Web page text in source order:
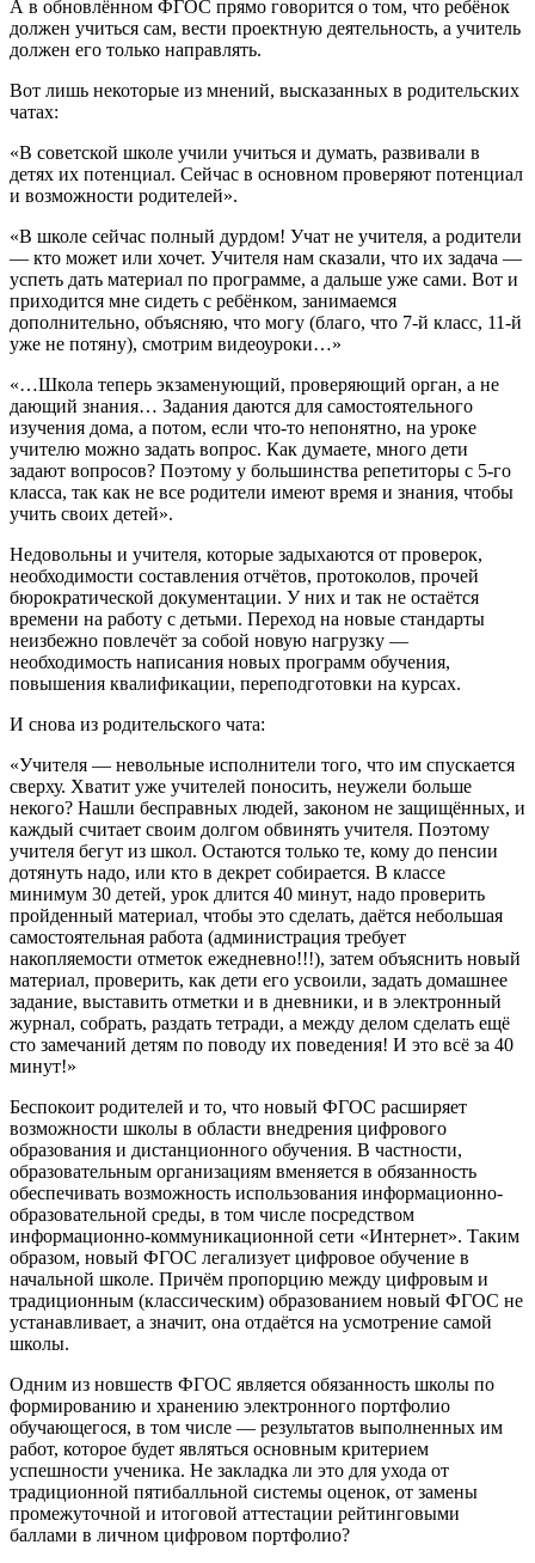
А в обновлённом ФГОС прямо говорится о том, что ребёнок
должен учиться сам, вести проектную деятельность, а учитель
должен его только направлять.
Вот лишь некоторые из мнений, высказанных в родительских
чатах:
«В советской школе учили учиться и думать, развивали в
детях их потенциал. Сейчас в основном проверяют потенциал
и возможности родителей».
«В школе сейчас полный дурдом! Учат не учителя, а родители
— кто может или хочет. Учителя нам сказали, что их задача —
успеть дать материал по программе, а дальше уже сами. Вот и
приходится мне сидеть с ребёнком, занимаемся
дополнительно, объясняю, что могу (благо, что 7-й класс, 11-й
уже не потяну), смотрим видеоуроки…»
«…Школа теперь экзаменующий, проверяющий орган, а не
дающий знания… Задания даются для самостоятельного
изучения дома, а потом, если что-то непонятно, на уроке
учителю можно задать вопрос. Как думаете, много дети
задают вопросов? Поэтому у большинства репетиторы с 5-го
класса, так как не все родители имеют время и знания, чтобы
учить своих детей».
Недовольны и учителя, которые задыхаются от проверок,
необходимости составления отчётов, протоколов, прочей
бюрократической документации. У них и так не остаётся
времени на работу с детьми. Переход на новые стандарты
неизбежно повлечёт за собой новую нагрузку —
необходимость написания новых программ обучения,
повышения квалификации, переподготовки на курсах.
И снова из родительского чата:
«Учителя — невольные исполнители того, что им спускается
сверху. Хватит уже учителей поносить, неужели больше
некого? Нашли бесправных людей, законом не защищённых, и
каждый считает своим долгом обвинять учителя. Поэтому
учителя бегут из школ. Остаются только те, кому до пенсии
дотянуть надо, или кто в декрет собирается. В классе
минимум 30 детей, урок длится 40 минут, надо проверить
пройденный материал, чтобы это сделать, даётся небольшая
самостоятельная работа (администрация требует
накопляемости отметок ежедневно!!!), затем объяснить новый
материал, проверить, как дети его усвоили, задать домашнее
задание, выставить отметки и в дневники, и в электронный
журнал, собрать, раздать тетради, а между делом сделать ещё
сто замечаний детям по поводу их поведения! И это всё за 40
минут!»
Беспокоит родителей и то, что новый ФГОС расширяет
возможности школы в области внедрения цифрового
образования и дистанционного обучения. В частности,
образовательным организациям вменяется в обязанность
обеспечивать возможность использования информационно-
образовательной среды, в том числе посредством
информационно-коммуникационной сети «Интернет». Таким
образом, новый ФГОС легализует цифровое обучение в
начальной школе. Причём пропорцию между цифровым и
традиционным (классическим) образованием новый ФГОС не
устанавливает, а значит, она отдаётся на усмотрение самой
школы.
Одним из новшеств ФГОС является обязанность школы по
формированию и хранению электронного портфолио
обучающегося, в том числе — результатов выполненных им
работ, которое будет являться основным критерием
успешности ученика. Не закладка ли это для ухода от
традиционной пятибалльной системы оценок, от замены
промежуточной и итоговой аттестации рейтинговыми
баллами в личном цифровом портфолио?